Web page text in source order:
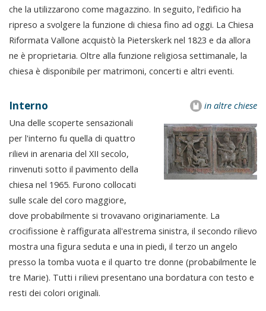
che la utilizzarono come magazzino. In seguito, l'edificio ha
ripreso a svolgere la funzione di chiesa fino ad oggi. La Chiesa
Riformata Vallone acquistò la Pieterskerk nel 1823 e da allora
ne è proprietaria. Oltre alla funzione religiosa settimanale, la
chiesa è disponibile per matrimoni, concerti e altri eventi.
in altre chiese
Interno
Una delle scoperte sensazionali
per l'interno fu quella di quattro
rilievi in arenaria del XII secolo,
rinvenuti sotto il pavimento della
chiesa nel 1965. Furono collocati
sulle scale del coro maggiore,
dove probabilmente si trovavano originariamente. La
crocifissione è raffigurata all'estrema sinistra, il secondo rilievo
mostra una figura seduta e una in piedi, il terzo un angelo
presso la tomba vuota e il quarto tre donne (probabilmente le
tre Marie). Tutti i rilievi presentano una bordatura con testo e
resti dei colori originali.